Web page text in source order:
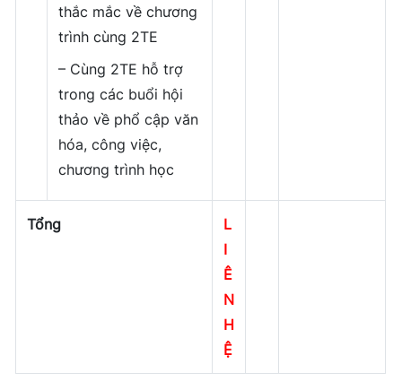
thắc mắc về chương
trình cùng 2TE
– Cùng 2TE hỗ trợ
trong các buổi hội
thảo về phổ cập văn
hóa, công việc,
chương trình học
Tổng
L
I
Ê
N
H
Ệ